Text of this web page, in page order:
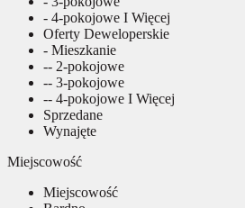
- 4-pokojowe I Więcej
Oferty Deweloperskie
- Mieszkanie
-- 2-pokojowe
-- 3-pokojowe
-- 4-pokojowe I Więcej
Sprzedane
Wynajęte
Miejscowość
Miejscowość